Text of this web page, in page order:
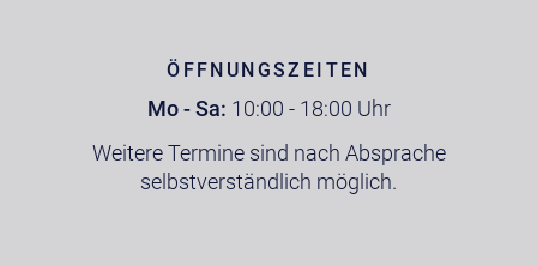
ÖFFNUNGSZEITEN
Mo - Sa: 10:00 - 18:00 Uhr
Weitere Termine sind nach Absprache
selbstverständlich möglich.